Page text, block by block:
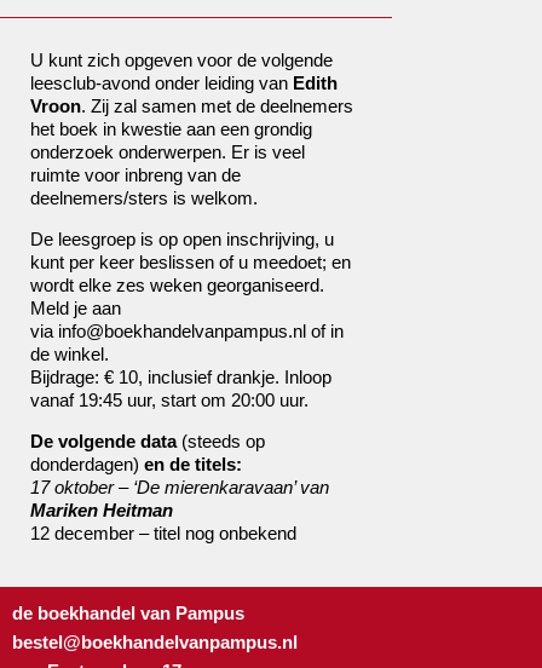
U kunt zich opgeven voor de volgende
leesclub-avond onder leiding van Edith
Vroon. Zij zal samen met de deelnemers
het boek in kwestie aan een grondig
onderzoek onderwerpen. Er is veel
ruimte voor inbreng van de
deelnemers/sters is welkom.
De leesgroep is op open inschrijving, u
kunt per keer beslissen of u meedoet; en
wordt elke zes weken georganiseerd.
Meld je aan
via info@boekhandelvanpampus.nl of in
de winkel.
Bijdrage: € 10, inclusief drankje. Inloop
vanaf 19:45 uur, start om 20:00 uur.
De volgende data(steeds op
donderdagen) en de titels:
17 oktober – ‘De mierenkaravaan’ van
Mariken Heitman
12 december – titel nog onbekend
de boekhandel van Pampus
bestel@boekhandelvanpampus.nl